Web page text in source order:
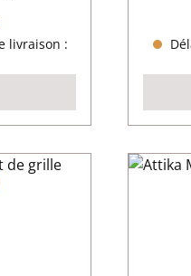
:
livraison :